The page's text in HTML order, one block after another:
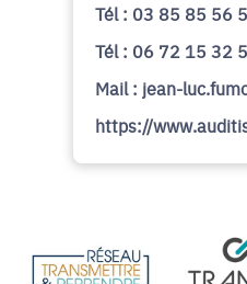
Tél : 03 85 85 56
Tél : 06 72 15 32
Mail : jean-
https://